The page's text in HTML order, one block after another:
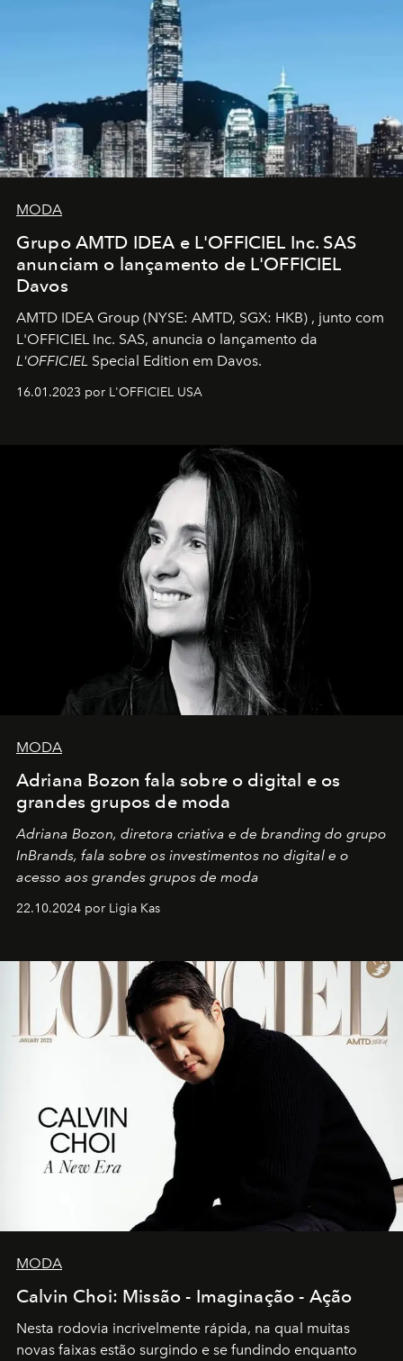
MODA
Grupo AMTD IDEA e L'OFFICIEL Inc. SAS
anunciam o lançamento de L'OFFICIEL
Davos
AMTD IDEA Group (NYSE: AMTD, SGX: HKB) , junto com
L'OFFICIEL Inc. SAS, anuncia o lançamento da
L'OFFICIEL Special Edition em Davos.
16.01.2023 por L'OFFICIEL USA
MODA
Adriana Bozon fala sobre o digital e os
grandes grupos de moda
Adriana Bozon, diretora criativa e de branding do grupo
InBrands, fala sobre os investimentos no digital e o
acesso aos grandes grupos de moda
22.10.2024 por Ligia Kas
MODA
Calvin Choi: Missão - Imaginação - Ação
Nesta rodovia incrivelmente rápida, na qual muitas
novas faixas estão surgindo e se fundindo enquanto